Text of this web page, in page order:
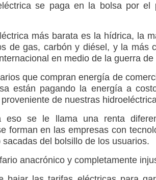
se paga en la bolsa por el
más barata es la hídrica, la
de gas, carbón y diésel, y la más
en medio de la guerra de
que compran energía de
están pagando la energía a
de nuestras
eso se le llama una renta
forman en las empresas con
del bolsillo de los usuarios.
anacrónico y completamente